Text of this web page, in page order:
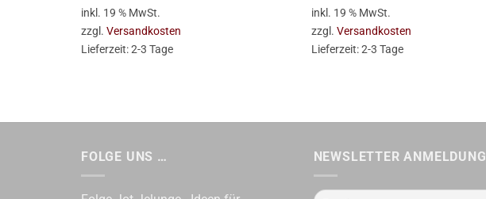
inkl. 19 % MwSt.
zzgl. Versandkosten
Lieferzeit:2-3 Tage
inkl. 19 % MwSt.
zzgl. Versandkosten
Lieferzeit:2-3 Tage
FOLGE UNS … NEWSLETTER ANMELDUNG